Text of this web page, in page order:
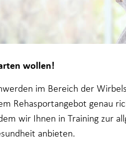
wollen!
im Bereich der
Rehasportangebot genau
wir Ihnen in Training zur
anbieten.